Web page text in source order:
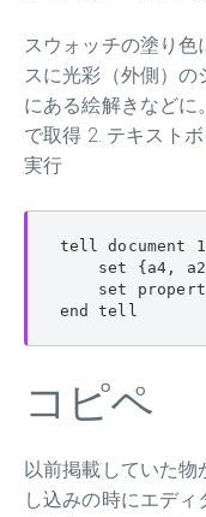
スウォッチの塗り色
スに光彩（外側）
にある絵解きなどに
で取得 2. テキスト
実行
tell document
set {a4,
set
end tell
コピペ
以前掲載していた
し込みの時にエディ